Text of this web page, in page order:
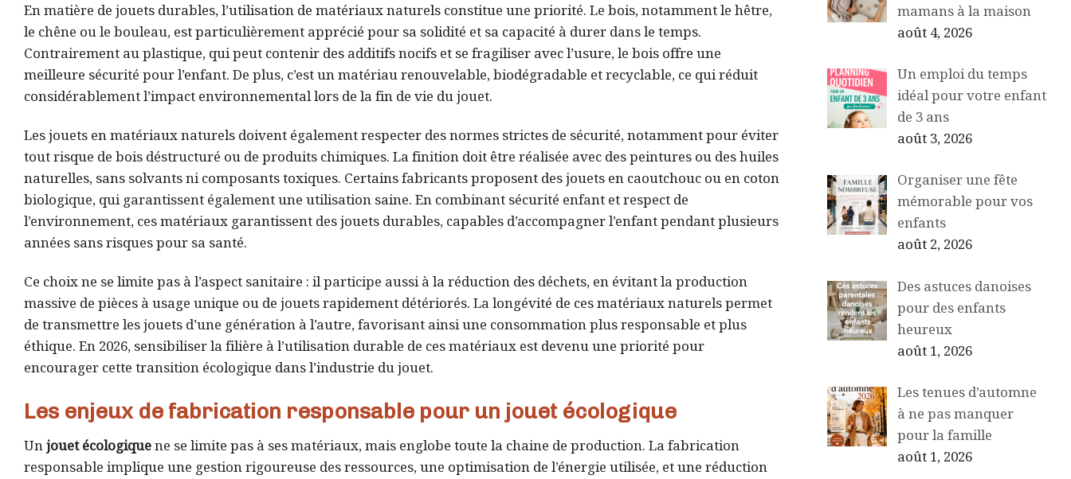
En matière de jouets durables, l’utilisation de matériaux naturels constitue une priorité. Le bois, notamment le hêtre,
le chêne ou le bouleau, est particulièrement apprécié pour sa solidité et sa capacité à durer dans le temps.
Contrairement au plastique, qui peut contenir des additifs nocifs et se fragiliser avec l’usure, le bois offre une
meilleure sécurité pour l’enfant. De plus, c’est un matériau renouvelable, biodégradable et recyclable, ce qui réduit
considérablement l’impact environnemental lors de la fin de vie du jouet.
Les jouets en matériaux naturels doivent également respecter des normes strictes de sécurité, notamment pour éviter
tout risque de bois déstructuré ou de produits chimiques. La finition doit être réalisée avec des peintures ou des huiles
naturelles, sans solvants ni composants toxiques. Certains fabricants proposent des jouets en caoutchouc ou en coton
biologique, qui garantissent également une utilisation saine. En combinant sécurité enfant et respect de
l’environnement, ces matériaux garantissent des jouets durables, capables d’accompagner l’enfant pendant plusieurs
années sans risques pour sa santé.
Ce choix ne se limite pas à l’aspect sanitaire : il participe aussi à la réduction des déchets, en évitant la production
massive de pièces à usage unique ou de jouets rapidement détériorés. La longévité de ces matériaux naturels permet
de transmettre les jouets d’une génération à l’autre, favorisant ainsi une consommation plus responsable et plus
éthique. En 2026, sensibiliser la filière à l’utilisation durable de ces matériaux est devenu une priorité pour
encourager cette transition écologique dans l’industrie du jouet.
Les enjeux de fabrication responsable pour un jouet écologique
Unjouet écologiquene se limite pas à ses matériaux, mais englobe toute la chaine de production. La fabrication
responsable implique une gestion rigoureuse des ressources, une optimisation de l’énergie utilisée, et une réduction
mamans à la maison
août 4, 2026
Un emploi du temps
idéal pour votre enfant
de 3 ans
août 3, 2026
Organiser une fête
mémorable pour vos
enfants
août 2, 2026
Des astuces danoises
pour des enfants
heureux
août 1, 2026
Les tenues d’automne
à ne pas manquer
pour la famille
août 1, 2026